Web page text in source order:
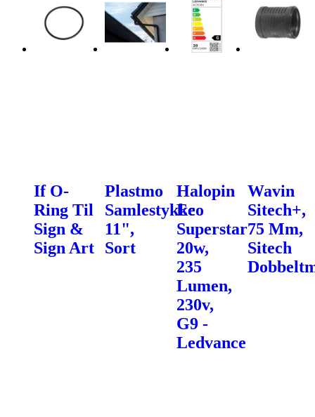
If O-
Ring Til
Sign &
Sign Art
Plastmo
Samlestykke
11",
Sort
Halopin
Eco
Superstar
20w,
235
Lumen,
230v,
G9 -
Ledvance
Wavin
Sitech+,
75 Mm,
Sitech